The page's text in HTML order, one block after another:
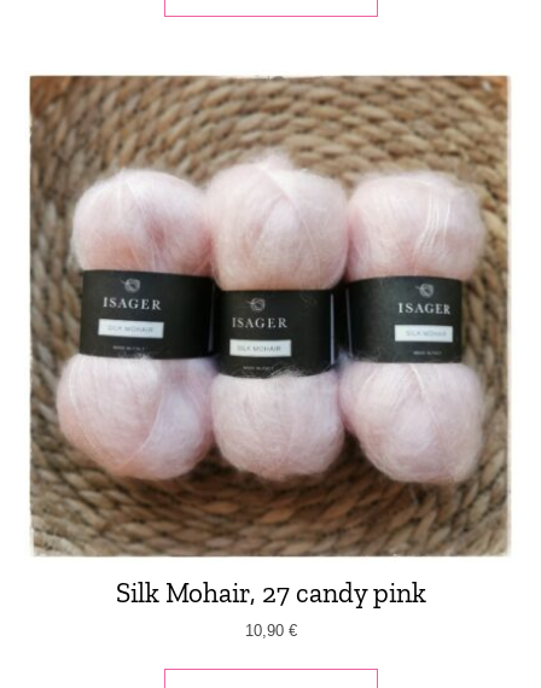
Silk Mohair, 27 candy pink
10,90 €